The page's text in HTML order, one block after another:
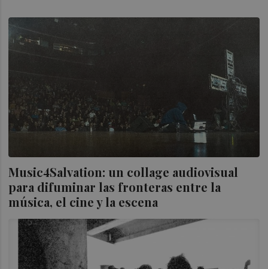
Music4Salvation: un collage audiovisual
para difuminar las fronteras entre la
música, el cine y la escena